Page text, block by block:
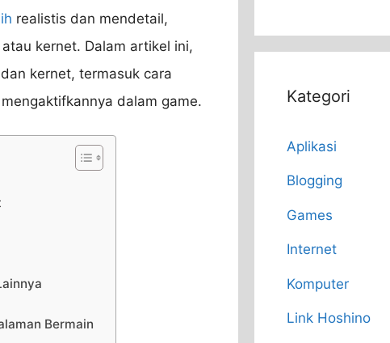
realistis dan mendetail,
kernet. Dalam artikel ini,
kernet, termasuk cara
dalam game.
Bermain
Kategori
Aplikasi
Blogging
Games
Internet
Komputer
Link Hoshino